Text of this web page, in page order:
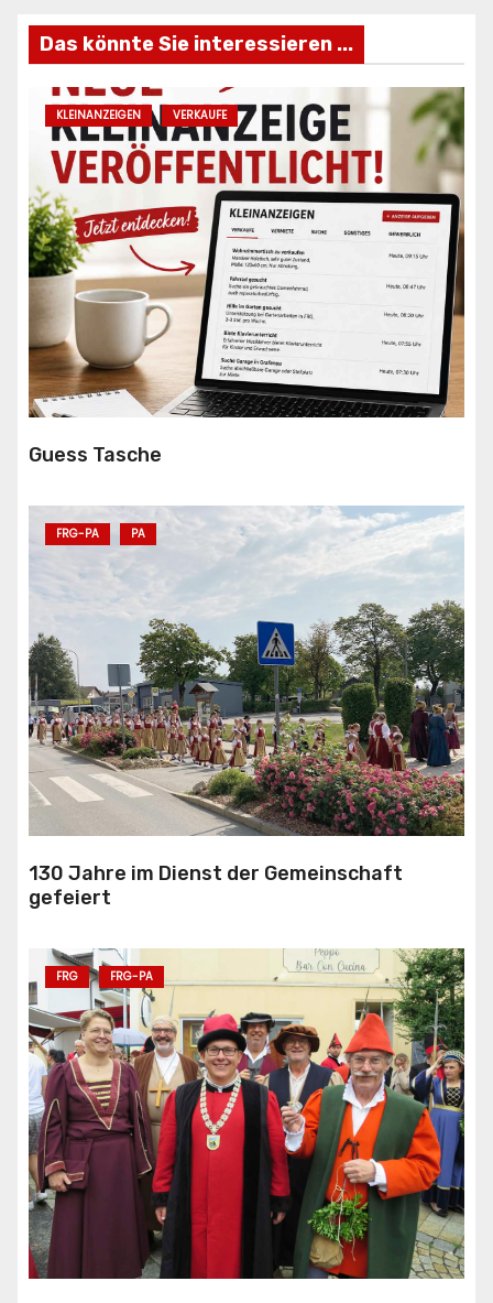
Das könnte Sie interessieren ...
KLEINANZEIGEN VERKAUFE
Guess Tasche
FRG-PA PA
130 Jahre im Dienst der Gemeinschaft
gefeiert
FRG FRG-PA